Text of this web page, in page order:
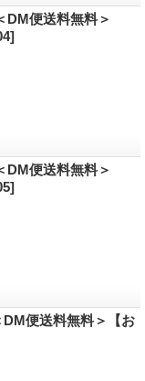
DM便送料無料＞
]
DM便送料無料＞
]
便送料無料＞【お